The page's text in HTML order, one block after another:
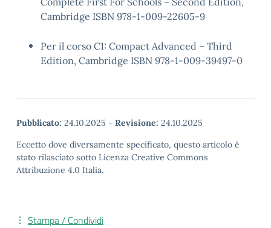
Cambridge ISBN 978-1-009-22605-9
Per il corso C1: Compact Advanced – Third
Edition, Cambridge ISBN 978-1-009-39497-0
Pubblicato: 24.10.2025 - Revisione: 24.10.2025
Eccetto dove diversamente specificato, questo articolo è
stato rilasciato sotto Licenza Creative Commons
Attribuzione 4.0 Italia.
Stampa / Condividi